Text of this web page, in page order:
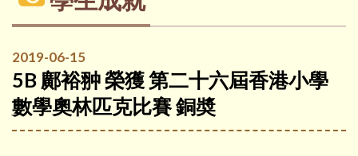
2019-06-15
5B 鄺裕翀 榮獲 第二十六屆香港小學
數學奧林匹克比賽 銅奬